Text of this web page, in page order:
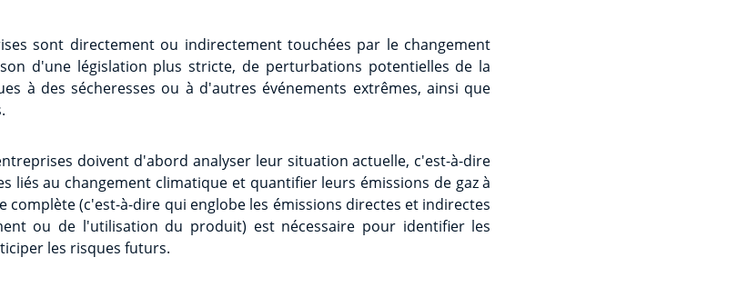
sont directement ou indirectement touchées par le changement
d'une législation plus stricte, de perturbations potentielles de la
à des sécheresses ou à d'autres événements extrêmes, ainsi que
doivent d'abord analyser leur situation actuelle, c'est-à-dire
liés au changement climatique et quantifier leurs émissions de gaz à
complète (c'est-à-dire qui englobe les émissions directes et indirectes
ou de l'utilisation du produit) est nécessaire pour identifier les
les risques futurs.